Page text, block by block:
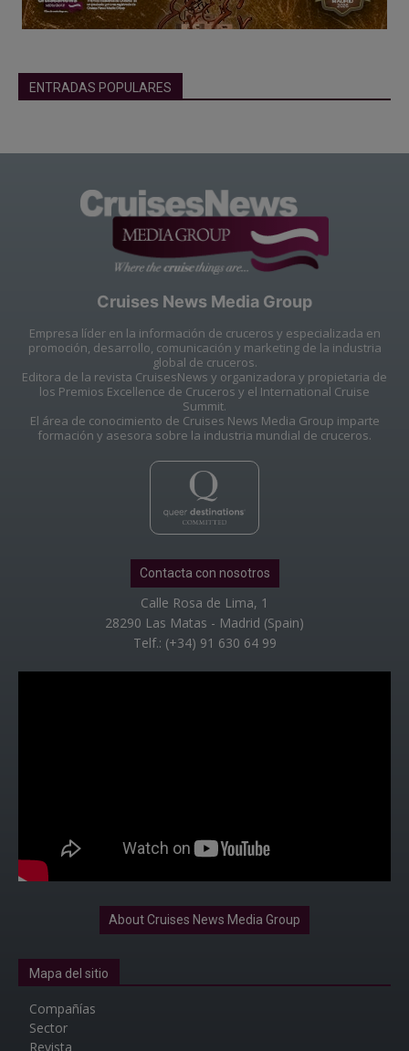
ENTRADAS POPULARES
Cruises News Media Group
Empresa líder en la información de cruceros y especializada en
promoción, desarrollo, comunicación y marketing de la industria
global de cruceros.
Editora de la revista CruisesNews y organizadora y propietaria de
los Premios Excellence de Cruceros y el International Cruise
Summit.
El área de conocimiento de Cruises News Media Group imparte
formación y asesora sobre la industria mundial de cruceros.
Contacta con nosotros
Calle Rosa de Lima, 1
28290 Las Matas - Madrid (Spain)
Telf.: (+34) 91 630 64 99
About Cruises News Media Group
Mapa del sitio
Compañías
Sector
Revista